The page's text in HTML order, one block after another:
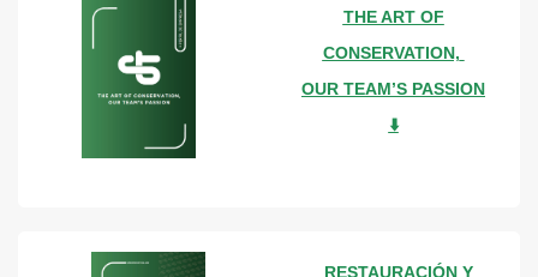
THE ART OF
CONSERVATION,
OUR TEAM’S PASSION
⬇️
RESTAURACIÓN Y